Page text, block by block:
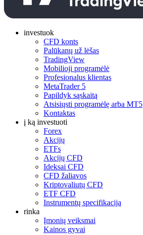
investuok
CFD konts
Palūkanų už lėšas
TradingView
Mobilioji programėlė
Profesionalus klientas
MetaTrader 5
Papildyk sąskaitą
Atsisiųsti programėlę arba MT5
Kontaktas
į ką investuoti
Forex
Akcijų
ETFs
Akcijų CFD
Ideksai CFD
CFD žaliavos
Kriptovaliutų CFD
ETF CFD
Instrumentų specifikacija
rinka
Įmonių veiksmai
Kainos gyvai